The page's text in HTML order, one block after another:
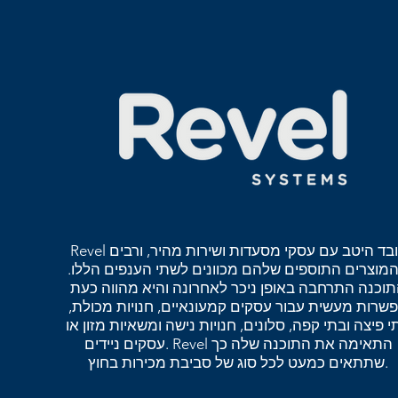
Revel עובד היטב עם עסקי מסעדות ושירות מהיר, ורבים
התוספים שלהם מכוונים לשתי הענפים הללו.
התרחבה באופן ניכר לאחרונה והיא מהווה כעת
מעשית עבור עסקים קמעונאיים, חנויות מכולת,
פיצה ובתי קפה, סלונים, חנויות נישה ומשאיות מזון או
עסקים ניידים. Revel התאימה את התוכנה שלה כך
שתתאים כמעט לכל סוג של סביבת מכירות בחוץ.